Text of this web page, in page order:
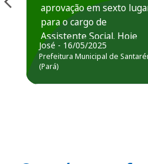
aprovação em sexto
para o cargo de
Assistente Social. Hoje
estou atuando na
Prefeitura de Santarém.
José - 16/05/2025
Prefeitura Municipal de
(Pará)